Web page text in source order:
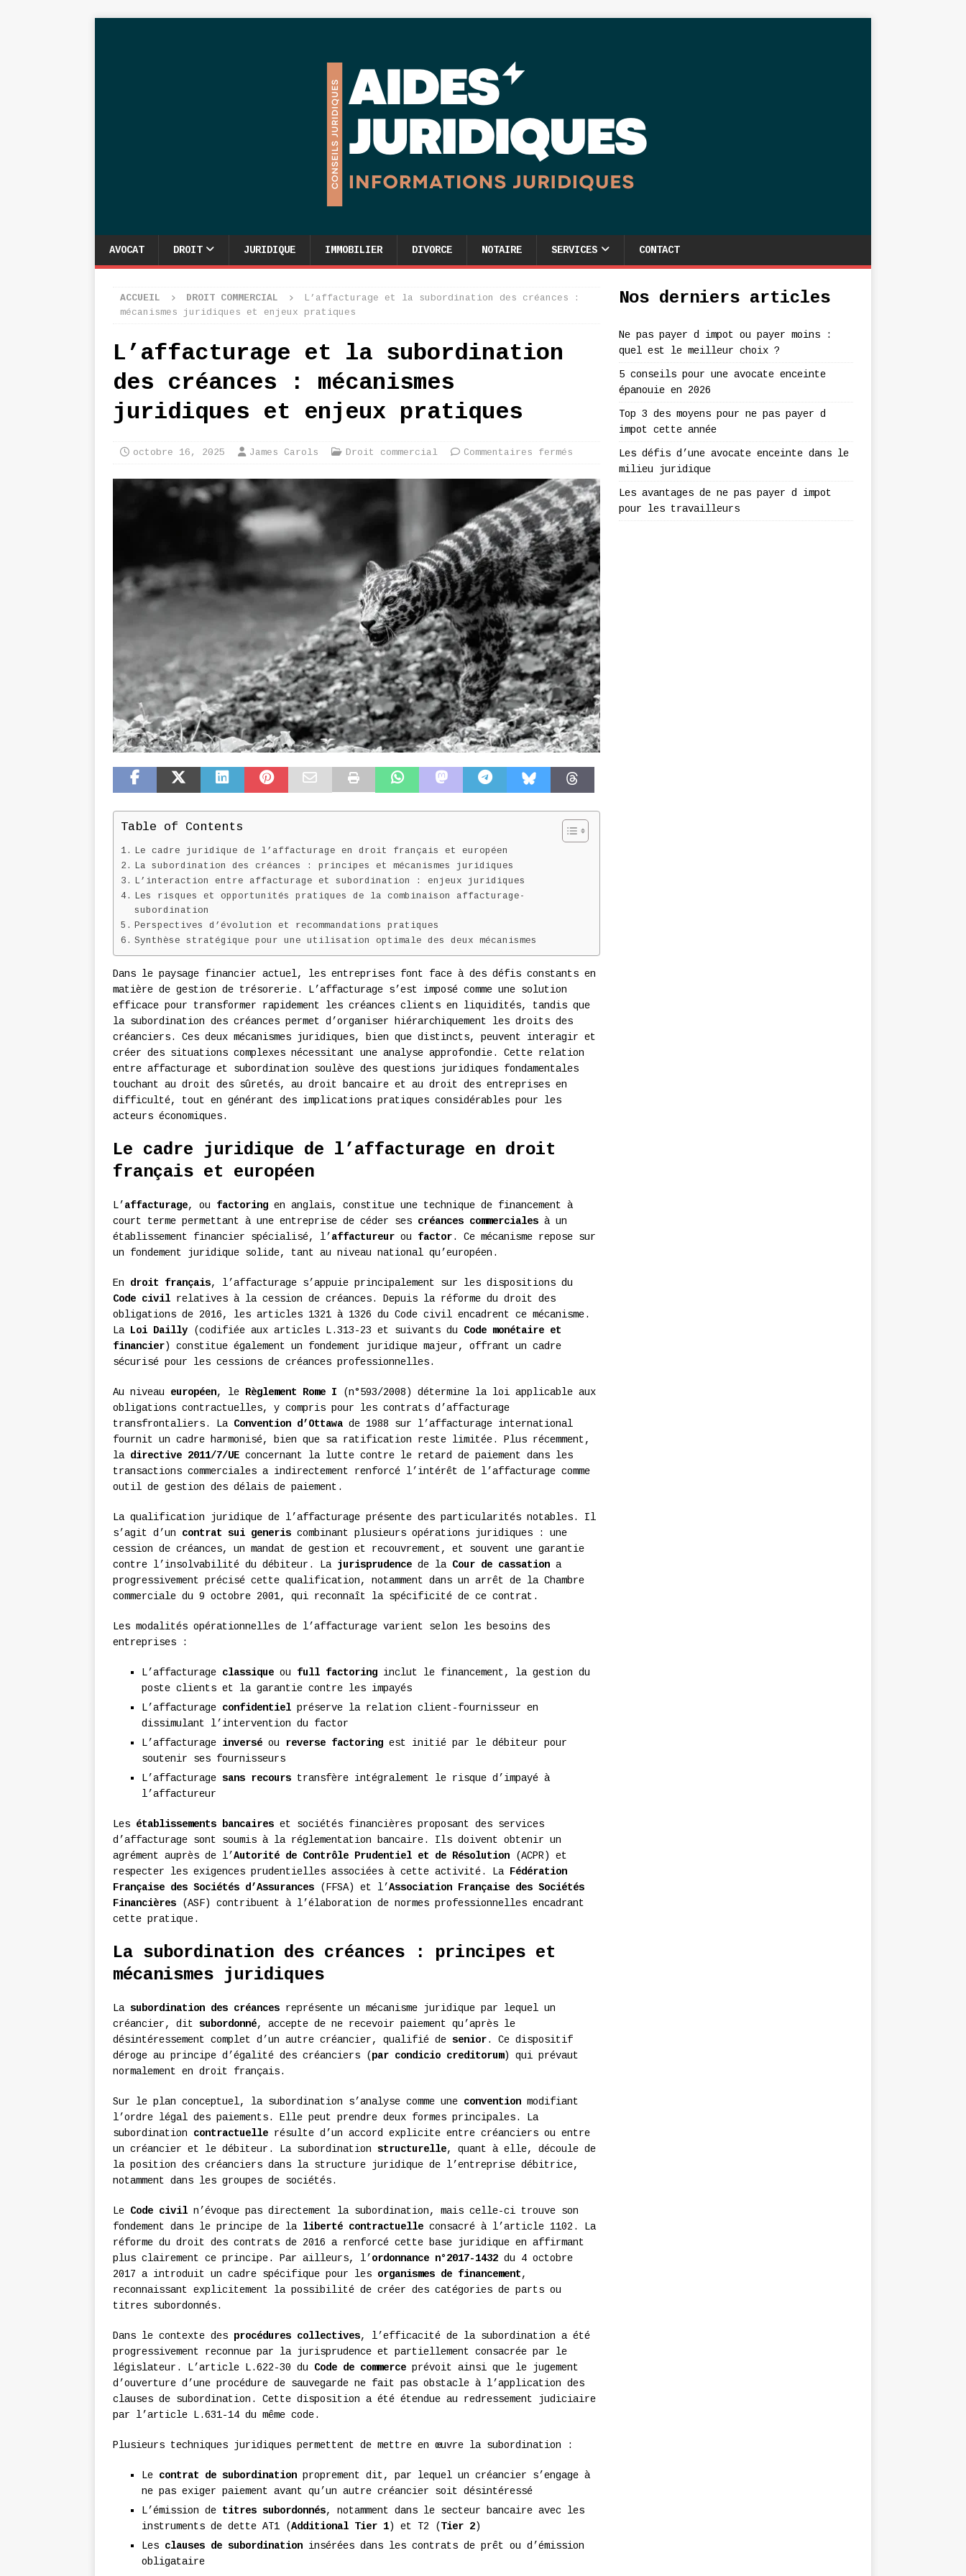
AVOCAT DROIT JURIDIQUE IMMOBILIER DIVORCE NOTAIRE SERVICES CONTACT
ACCUEIL DROIT COMMERCIAL
L’affacturage et la subordination des créances :
mécanismes juridiques et enjeux pratiques
L’affacturage et la subordination
des créances : mécanismes
juridiques et enjeux pratiques
octobre 16, 2025 James Carols Droit commercial Commentaires fermés
Table of Contents
Le cadre juridique de l’affacturage en droit français et européen
La subordination des créances : principes et mécanismes juridiques
L’interaction entre affacturage et subordination : enjeux juridiques
Les risques et opportunités pratiques de la combinaison affacturage-
subordination
Perspectives d’évolution et recommandations pratiques
Synthèse stratégique pour une utilisation optimale des deux mécanismes
Dans le paysage financier actuel, les entreprises font face à des défis constants en
matière de gestion de trésorerie. L’affacturage s’est imposé comme une solution
efficace pour transformer rapidement les créances clients en liquidités, tandis que
la subordination des créances permet d’organiser hiérarchiquement les droits des
créanciers. Ces deux mécanismes juridiques, bien que distincts, peuvent interagir et
créer des situations complexes nécessitant une analyse approfondie. Cette relation
entre affacturage et subordination soulève des questions juridiques fondamentales
touchant au droit des sûretés, au droit bancaire et au droit des entreprises en
difficulté, tout en générant des implications pratiques considérables pour les
acteurs économiques.
Le cadre juridique de l’affacturage en droit
français et européen
L’ affacturage, ou factoring en anglais, constitue une technique de financement à
court terme permettant à une entreprise de céder ses créances commerciales à un
établissement financier spécialisé, l’ affactureur ou factor. Ce mécanisme repose sur
un fondement juridique solide, tant au niveau national qu’européen.
En droit français, l’affacturage s’appuie principalement sur les dispositions du
Code civil relatives à la cession de créances. Depuis la réforme du droit des
obligations de 2016, les articles 1321 à 1326 du Code civil encadrent ce mécanisme.
La
Loi Dailly (codifiée aux articles L.313-23 et suivants du Code monétaire et
financier) constitue également un fondement juridique majeur, offrant un cadre
sécurisé pour les cessions de créances professionnelles.
Au niveau européen, le Règlement Rome I (n°593/2008) détermine la loi applicable aux
obligations contractuelles, y compris pour les contrats d’affacturage
transfrontaliers. La Convention d’Ottawa de 1988 sur l’affacturage international
fournit un cadre harmonisé, bien que sa ratification reste limitée. Plus récemment,
la directive 2011/7/UE concernant la lutte contre le retard de paiement dans les
transactions commerciales a indirectement renforcé l’intérêt de l’affacturage comme
outil de gestion des délais de paiement.
La qualification juridique de l’affacturage présente des particularités notables. Il
s’agit d’un contrat sui generis combinant plusieurs opérations juridiques : une
cession de créances, un mandat de gestion et recouvrement, et souvent une garantie
contre l’insolvabilité du débiteur. La jurisprudence de la Cour de cassation a
progressivement précisé cette qualification, notamment dans un arrêt de la Chambre
commerciale du 9 octobre 2001, qui reconnaît la spécificité de ce contrat.
Les modalités opérationnelles de l’affacturage varient selon les besoins des
entreprises :
L’affacturage classique ou full factoring inclut le financement, la gestion du
poste clients et la garantie contre les impayés
L’affacturage confidentiel préserve la relation client-fournisseur en
dissimulant l’intervention du factor
L’affacturage inversé ou reverse factoring est initié par le débiteur pour
soutenir ses fournisseurs
L’affacturage sans recours transfère intégralement le risque d’impayé à
l’affactureur
Les établissements bancaires et sociétés financières proposant des services
d’affacturage sont soumis à la réglementation bancaire. Ils doivent obtenir un
agrément auprès de l’Autorité de Contrôle Prudentiel et de Résolution (ACPR) et
respecter les exigences prudentielles associées à cette activité. La
Fédération
Française des Sociétés d’Assurances (FFSA) et l’Association Française des Sociétés
Financières (ASF) contribuent à l’élaboration de normes professionnelles encadrant
cette pratique.
La subordination des créances : principes et
mécanismes juridiques
La subordination des créances représente un mécanisme juridique par lequel un
créancier, dit subordonné, accepte de ne recevoir paiement qu’après le
désintéressement complet d’un autre créancier, qualifié de senior. Ce dispositif
déroge au principe d’égalité des créanciers (par condicio creditorum) qui prévaut
normalement en droit français.
Sur le plan conceptuel, la subordination s’analyse comme une convention modifiant
l’ordre légal des paiements. Elle peut prendre deux formes principales. La
subordination contractuelle résulte d’un accord explicite entre créanciers ou entre
un créancier et le débiteur. La subordination structurelle, quant à elle, découle de
la position des créanciers dans la structure juridique de l’entreprise débitrice,
notamment dans les groupes de sociétés.
Le Code civil n’évoque pas directement la subordination, mais celle-ci trouve son
fondement dans le principe de la liberté contractuelle consacré à l’article 1102. La
réforme du droit des contrats de 2016 a renforcé cette base juridique en affirmant
plus clairement ce principe. Par ailleurs, l’ ordonnance n°2017-1432 du 4 octobre
2017 a introduit un cadre spécifique pour les organismes de financement,
reconnaissant explicitement la possibilité de créer des catégories de parts ou
titres subordonnés.
Dans le contexte des procédures collectives, l’efficacité de la subordination a été
progressivement reconnue par la jurisprudence et partiellement consacrée par le
législateur. L’article L.622-30 du Code de commerce prévoit ainsi que le jugement
d’ouverture d’une procédure de sauvegarde ne fait pas obstacle à l’application des
clauses de subordination. Cette disposition a été étendue au redressement judiciaire
par l’article L.631-14 du même code.
Plusieurs techniques juridiques permettent de mettre en œuvre la subordination :
Le contrat de subordination proprement dit, par lequel un créancier s’engage à
ne pas exiger paiement avant qu’un autre créancier soit désintéressé
L’émission de titres subordonnés, notamment dans le secteur bancaire avec les
instruments de dette AT1 (Additional Tier 1) et T2 (Tier 2)
Les clauses de subordination insérées dans les contrats de prêt ou d’émission
obligataire
Nos derniers articles
Ne pas payer d impot ou payer moins :
quel est le meilleur choix ?
5 conseils pour une avocate enceinte
épanouie en 2026
Top 3 des moyens pour ne pas payer d
impot cette année
Les défis d’une avocate enceinte dans le
milieu juridique
Les avantages de ne pas payer d impot
pour les travailleurs